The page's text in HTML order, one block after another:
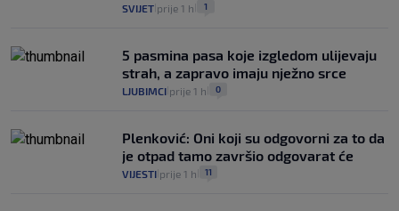
SVIJET prije 1 h 1
5 pasmina pasa koje izgledom ulijevaju
strah, a zapravo imaju nježno srce
LJUBIMCI prije 1 h 0
Plenković: Oni koji su odgovorni za to da
je otpad tamo završio odgovarat će
VIJESTI prije 1 h 11